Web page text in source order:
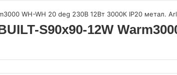
WH-WH 20 deg 230В 12Вт 3000К IP20 метал.
S90x90-12W